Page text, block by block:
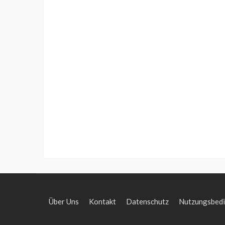
Über Uns Kontakt Datenschutz